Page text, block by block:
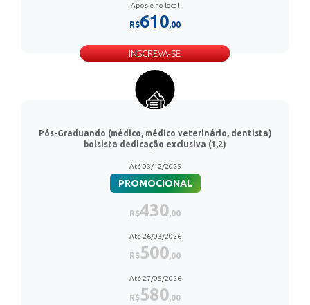
Após e no local
R$610,00
INSCREVA-SE
Pós-Graduando (médico, médico veterinário, dentista)
bolsista dedicação exclusiva (1,2)
Até 03/12/2025
PROMOCIONAL
R$430,00
Até 26/03/2026
R$500,00
Até 27/05/2026
R$580,00